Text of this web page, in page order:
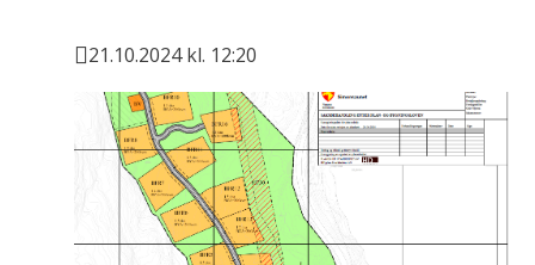
Publisert
21.10.2024 kl. 12:20